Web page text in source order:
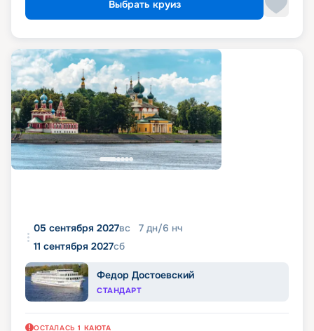
Выбрать круиз
05 сентября 2027вс 7 дн/6 нч
11 сентября 2027сб
Федор Достоевский
СТАНДАРТ
ОСТАЛАСЬ 1 КАЮТА